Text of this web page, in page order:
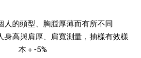
人的頭型、胸膛厚薄而有所不同
身高與肩厚、肩寬測量，抽樣有效樣
本＋-5%